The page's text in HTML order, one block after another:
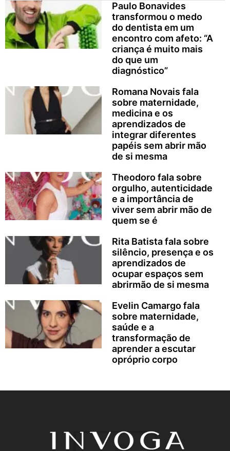
Paulo Bonavides
transformou o medo
do dentista em um
encontro com afeto: “A
criança é muito mais
do que um
diagnóstico”
Romana Novais fala
sobre maternidade,
medicina e os
aprendizados de
integrar diferentes
papéis sem abrir mão
de si mesma
Theodoro fala sobre
orgulho, autenticidade
e a importância de
viver sem abrir mão de
quem se é
Rita Batista fala sobre
silêncio, presença e os
aprendizados de
ocupar espaços sem
abrirmão de si mesma
Evelin Camargo fala
sobre maternidade,
saúde e a
transformação de
aprender a escutar
opróprio corpo